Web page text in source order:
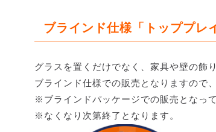
ブラインド仕様「トッププレ
グラスを置くだけでなく、家具や壁の飾
ブラインド仕様での販売となりますので
※ブラインドパッケージでの販売となっ
※なくなり次第終了となります。